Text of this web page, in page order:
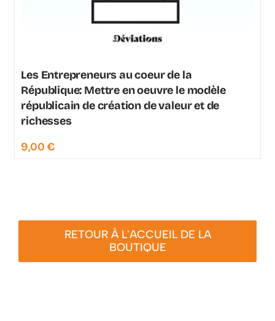
Les Entrepreneurs au coeur de la
République: Mettre en oeuvre le modèle
républicain de création de valeur et de
richesses
9,00€
RETOUR À L'ACCUEIL DE LA
BOUTIQUE